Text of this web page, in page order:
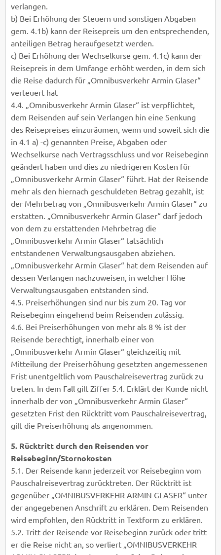
verlangen.
b) Bei Erhöhung der Steuern und sonstigen Abgaben
gem. 4.1b) kann der Reisepreis um den entsprechenden,
anteiligen Betrag heraufgesetzt werden.
c) Bei Erhöhung der Wechselkurse gem. 4.1c) kann der
Reisepreis in dem Umfange erhöht werden, in dem sich
die Reise dadurch für „Omnibusverkehr Armin Glaser“
verteuert hat
4.4. „Omnibusverkehr Armin Glaser“ ist verpflichtet,
dem Reisenden auf sein Verlangen hin eine Senkung
des Reisepreises einzuräumen, wenn und soweit sich die
in 4.1 a) -c) genannten Preise, Abgaben oder
Wechselkurse nach Vertragsschluss und vor Reisebeginn
geändert haben und dies zu niedrigeren Kosten für
„Omnibusverkehr Armin Glaser“ führt. Hat der Reisende
mehr als den hiernach geschuldeten Betrag gezahlt, ist
der Mehrbetrag von „Omnibusverkehr Armin Glaser“ zu
erstatten. „Omnibusverkehr Armin Glaser“ darf jedoch
von dem zu erstattenden Mehrbetrag die
„Omnibusverkehr Armin Glaser“ tatsächlich
entstandenen Verwaltungsausgaben abziehen.
„Omnibusverkehr Armin Glaser“ hat dem Reisenden auf
dessen Verlangen nachzuweisen, in welcher Höhe
Verwaltungsausgaben entstanden sind.
4.5. Preiserhöhungen sind nur bis zum 20. Tag vor
Reisebeginn eingehend beim Reisenden zulässig.
4.6. Bei Preiserhöhungen von mehr als 8 % ist der
Reisende berechtigt, innerhalb einer von
„Omnibusverkehr Armin Glaser“ gleichzeitig mit
Mitteilung der Preiserhöhung gesetzten angemessenen
Frist unentgeltlich vom Pauschalreisevertrag zurück zu
treten. In dem Fall gilt Ziffer 5.4. Erklärt der Kunde nicht
innerhalb der von „Omnibusverkehr Armin Glaser“
gesetzten Frist den Rücktritt vom Pauschalreisevertrag,
gilt die Preiserhöhung als angenommen.
5. Rücktritt durch den Reisenden vor
Reisebeginn/Stornokosten
5.1. Der Reisende kann jederzeit vor Reisebeginn vom
Pauschalreisevertrag zurücktreten. Der Rücktritt ist
gegenüber „OMNIBUSVERKEHR ARMIN GLASER“ unter
der angegebenen Anschrift zu erklären. Dem Reisenden
wird empfohlen, den Rücktritt in Textform zu erklären.
5.2. Tritt der Reisende vor Reisebeginn zurück oder tritt
er die Reise nicht an, so verliert „OMNIBUSVERKEHR